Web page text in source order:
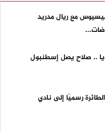
مع ريال مدريد
.. صلاح يصل إسطنبول
رسميًا إلى نادي